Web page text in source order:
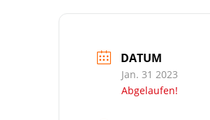
DATUM
Jan. 31 2023
Abgelaufen!